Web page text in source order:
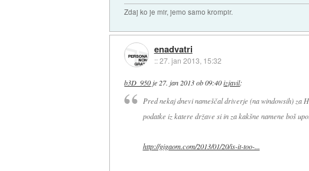
Zdaj ko je mir, jemo samo krompir.
enadvatri
::27. jan 2013, 15:32
b3D_950je27. jan 2013 ob 09:40 izjavil:
Pred nekaj dnevi nameščal driverje (na windowsih) za
podatke iz katere države si in za kakšne namene boš
http://gigaom.com/2013/01/20/is-it-too-...